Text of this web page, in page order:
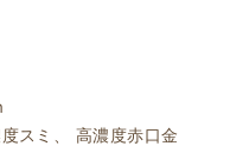
スミ、 高濃度赤口金